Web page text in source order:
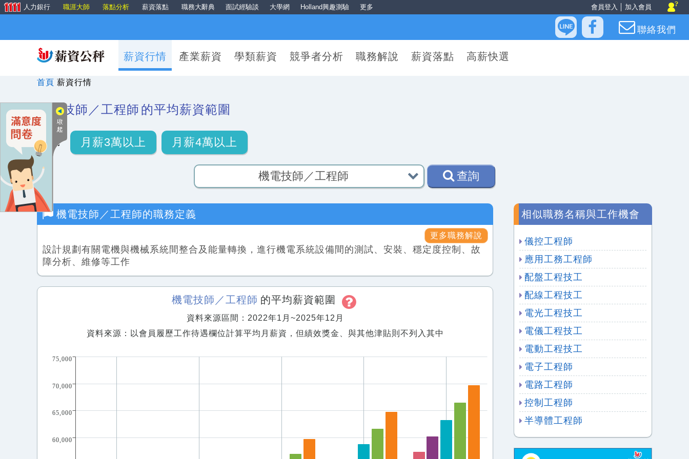
會員登入 加入會員
人力銀行 職涯大師 落點分析 薪資落點 職務大辭典 面試經驗談 大學網 Holland興趣測驗 更多
聯絡我們
薪資行情 產業薪資 學類薪資 競爭者分析 職務解說 薪資落點 高薪快選
首頁 薪資行情
機電技師／工程師 的平均薪資範圍
月薪3萬以上 月薪4萬以上
查詢
機電技師／工程師的職務定義
更多職務解說
設計規劃有關電機與機械系統間整合及能量轉換，進行機電系統設備間的測試、安裝、穩定度控制、故
障分析、維修等工作
機電技師／工程師 的平均薪資範圍
資料來源區間：2022年1月~2025年12月
資料來源：以會員履歷工作待遇欄位計算平均月薪資，但績效獎金、與其他津貼則不列入其中
60,000
65,000
70,000
75,000
相似職務名稱與工作機會
儀控工程師
應用工務工程師
配盤工程技工
配線工程技工
電光工程技工
電儀工程技工
電動工程技工
電子工程師
電路工程師
控制工程師
半導體工程師